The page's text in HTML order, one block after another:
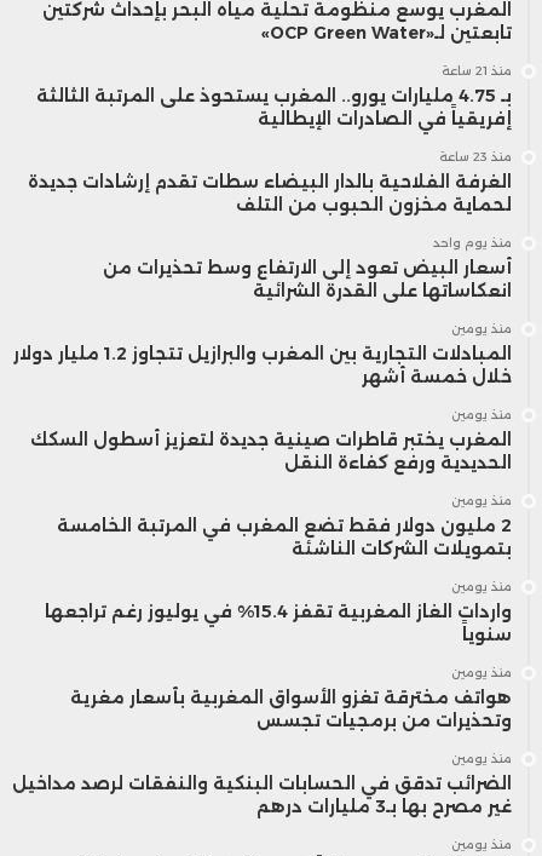
المغرب يوسع منظومة تحلية مياه البحر بإحداث شركتين
تابعتين لـ«OCP Green Water»
منذ 21 ساعة
بـ 4.75 مليارات يورو.. المغرب يستحوذ على المرتبة الثالثة
إفريقياً في الصادرات الإيطالية
منذ 23 ساعة
الغرفة الفلاحية بالدار البيضاء سطات تقدم إرشادات جديدة
لحماية مخزون الحبوب من التلف
منذ يوم واحد
أسعار البيض تعود إلى الارتفاع وسط تحذيرات من
انعكاساتها على القدرة الشرائية
منذ يومين
المبادلات التجارية بين المغرب والبرازيل تتجاوز 1.2 مليار دولار
خلال خمسة أشهر
منذ يومين
المغرب يختبر قاطرات صينية جديدة لتعزيز أسطول السكك
الحديدية ورفع كفاءة النقل
منذ يومين
2 مليون دولار فقط تضع المغرب في المرتبة الخامسة
بتمويلات الشركات الناشئة
منذ يومين
واردات الغاز المغربية تقفز 15.4% في يوليوز رغم تراجعها
سنوياً
منذ يومين
هواتف مخترقة تغزو الأسواق المغربية بأسعار مغرية
وتحذيرات من برمجيات تجسس
منذ يومين
الضرائب تدقق في الحسابات البنكية والنفقات لرصد مداخيل
غير مصرح بها بـ3 مليارات درهم
منذ يومين